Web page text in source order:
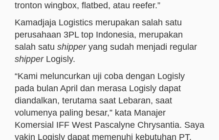
tronton wingbox, flatbed, atau reefer.”
Kamadjaja Logistics merupakan salah satu
perusahaan 3PL top Indonesia, merupakan
salah satu shipperyang sudah menjadi regular
shipperLogisly.
“Kami meluncurkan uji coba dengan Logisly
pada bulan April dan merasa Logisly dapat
diandalkan, terutama saat Lebaran, saat
volumenya paling besar,” kata Manajer
Komersial IFF West Pascalyne Chrysantia. Saya
yakin Logisly dapat memenuhi kebutuhan PT.